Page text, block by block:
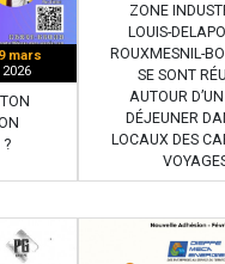
mars
2026
?
ZONE
LOUIS-
ROUXMESNIL-
SE SONT
AUTOUR
DÉJEUNER
LOCAUX DES